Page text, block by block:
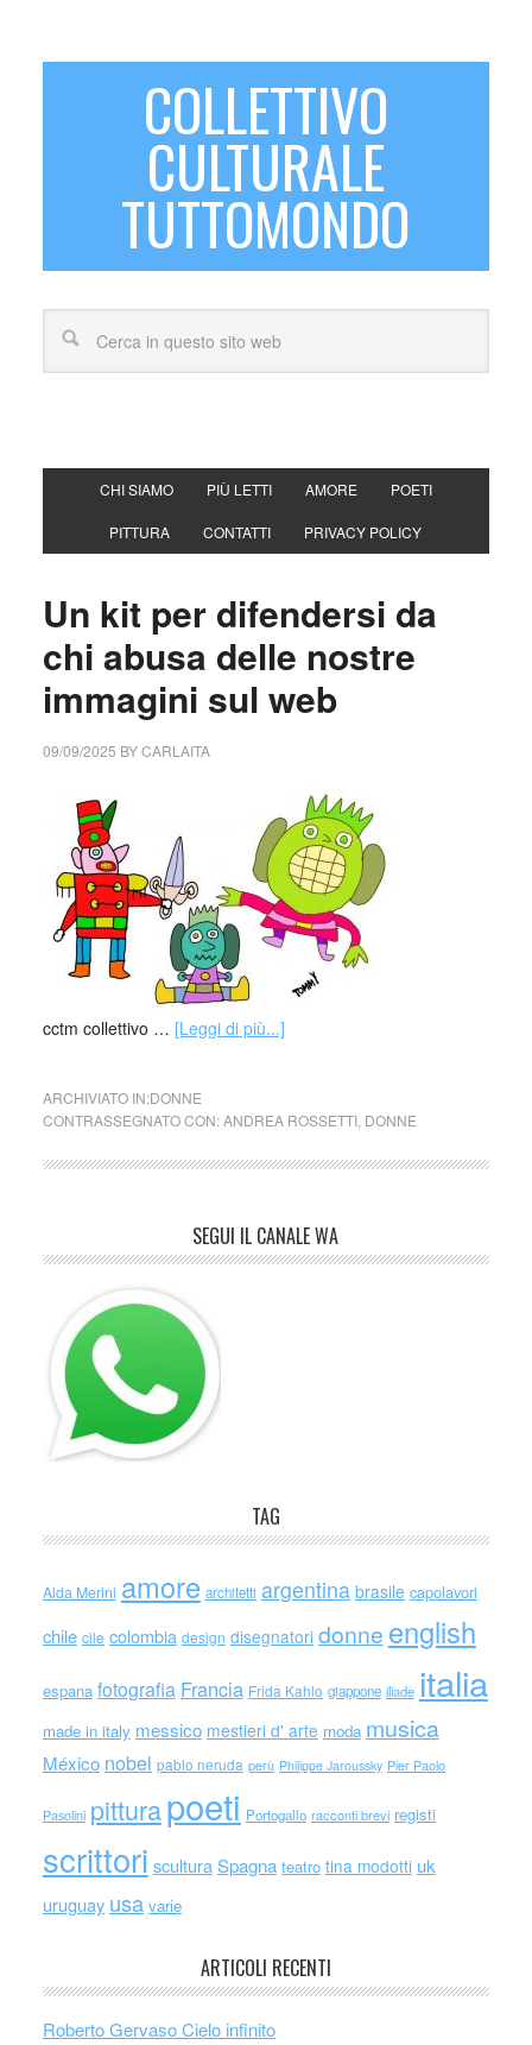
COLLETTIVO
CULTURALE
TUTTOMONDO
CHI SIAMO PIÙ LETTI AMORE POETI
PITTURA CONTATTI PRIVACY POLICY
Un kit per difendersi da
chi abusa delle nostre
immagini sul web
09/09/2025 BYCARLAITA
cctm collettivo … [Leggi di più...]
ARCHIVIATO IN:DONNE
CONTRASSEGNATO CON:ANDREA ROSSETTI, DONNE
SEGUI IL CANALE WA
TAG
Alda Merini amore architetti argentina brasile capolavori
chile cile colombia design disegnatori donne english
espana fotografia Francia Frida Kahlo giappone iliade italia
made in italy messico mestieri d' arte moda musica
México nobel pablo neruda perù Philippe Jaroussky Pier Paolo
Pasolini pitturapoeti Portogallo racconti brevi registi
scrittori scultura Spagna teatro tina modotti uk
uruguay usa varie
ARTICOLI RECENTI
Roberto Gervaso Cielo infinito